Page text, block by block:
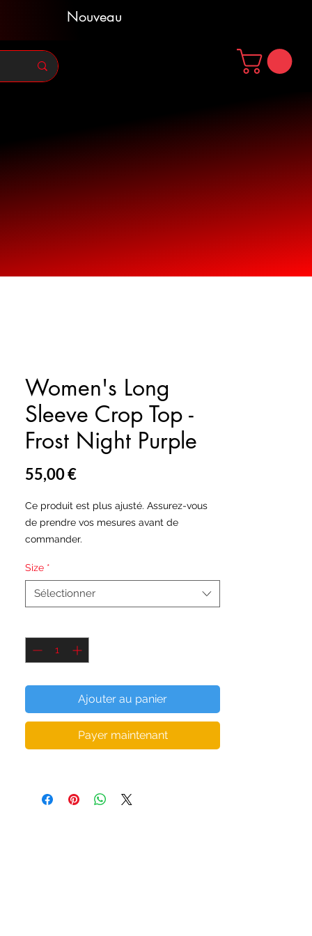
Nouveau
Women's Long
Sleeve Crop Top -
Frost Night Purple
55,00 €Prix
Ce produit est plus ajusté. Assurez-vous
de prendre vos mesures avant de
commander.
Fabriqué à partir d'une matière en
polyester recyclé et élasthanne très doux
et extensible, ce haut court à manches
entraînements. Une large ceinture à
double épaisseur assure un ajustement
leggings ou shorts assotis et ce ne seront
pas seulement les résultats de votre
travail acharné à la salle de sport qui
feront tourner les têtes.
• Produit de qualité supérieure
Size *
Sélectionner
Ajouter au panier
Payer maintenant